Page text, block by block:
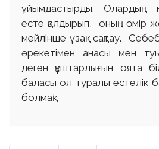
ұйымдастырды. Олардың
есте қалдырып, оның өмір
мейлінше ұзақ сақтау.
әрекетімен анасы мен
деген құштарлығын оята
баласы ол туралы естелік
болмақ!